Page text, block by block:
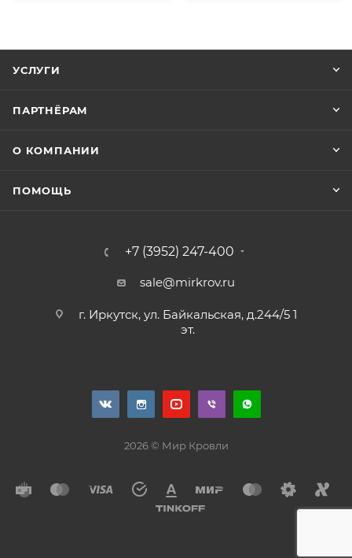
УСЛУГИ
ПАРТНЁРАМ
О КОМПАНИИ
ПОМОЩЬ
+7 (3952) 247-400
sale@mirkrov.ru
г. Иркутск, ул. Байкальская, д.244/5 1
эт.
2026 © Мир Кровли